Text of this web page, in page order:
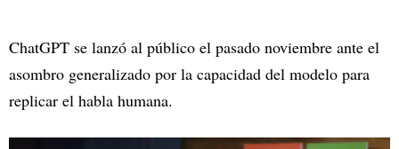
ChatGPT se lanzó al público el pasado noviembre ante el
asombro generalizado por la capacidad del modelo para
replicar el habla humana.